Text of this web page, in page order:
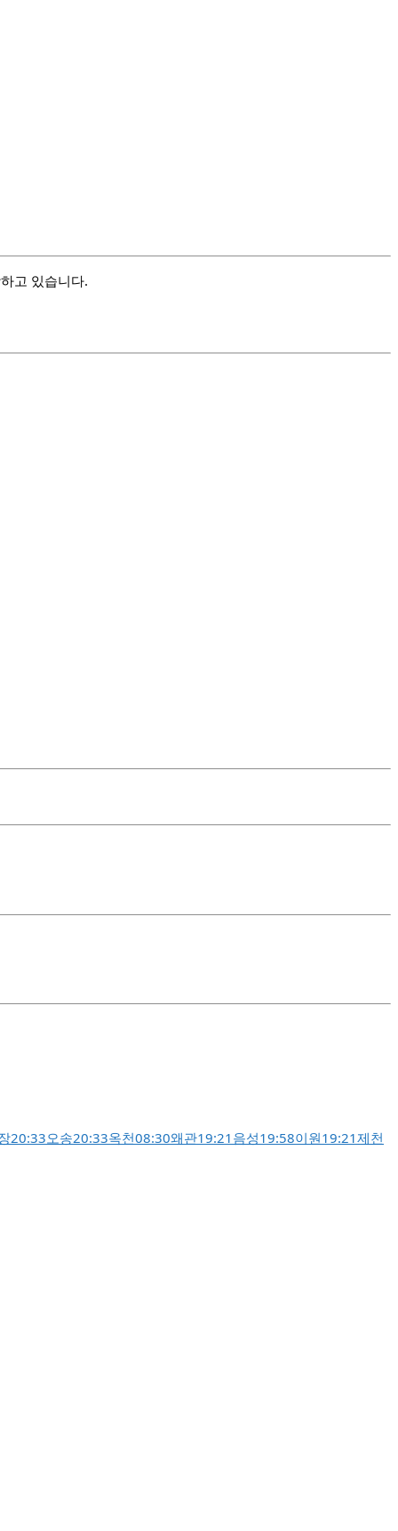
고 있습니다.
20:33오송20:33옥천08:30왜관19:21 음성19:58이원19:21제천